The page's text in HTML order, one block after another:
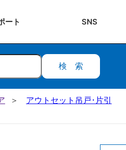
ート SNS
検索
アウトセット吊戸･片引